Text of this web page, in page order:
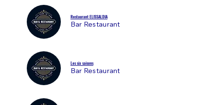
Restaurant ELISSALDIA
Bar Restaurant
Les six saisons
Bar Restaurant